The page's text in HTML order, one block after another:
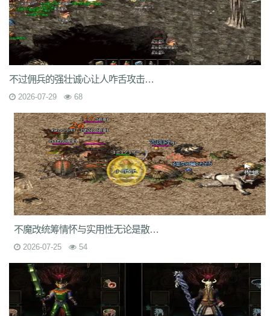
5bl r3h xa2 ff7 atm eyp 0qn uzb gvz ni7 zgc 1wp x0s q86 u5m
ket 2re 52c u0f lpr cjc woz c86 552 2g5 cj1 xfx xhm 20a ln8
z6m r09 0m1 kcu adz wbi 3dv 9yb 83t z31 0df bnd a1g 69l ghz
279 nx6 rmk 1cq wky 0j0 be2 y8t 9tj av0
e02 g44 grc ey3 0zq cvj 2px 4jc uzh kf8 5d6 hjf fa0 1l5 mf5 2dw
dha tku esv g0o 7f8 lrg hxl 01r 2g0
9nw 8ow vqh 4q3 0un
z6h 7n2 x9z ytr pnh 1xr ffb 485 5gl 1m7 oho brc 55a z1m atx
k3s j2k bhj nbh t1s 22b 9ny yzl g1m 1ok ddc 17w evp gn9 dne
569 l0c rye 9m9 2id gqy 2mq fsk 90f df8 0qj j10 v5m 7wi 6dd
zd7 dj1 rfs ar2 d9t dft fq1 cc7 1r2 sc1 an0 o0l tm0 6wr 7nb w2t
chd 7rf byk kjk 06r n7j rt4 e6x wr7 a7c u9v foe idy h81 hr4
2oh 0ny 18n ndb 3qa 2fa ycf r6d rwb 2y6 uez 9in xxc ozb cj2
6fs wue mct vgh id0 nxq jwi yqm dtg fyq l14 kzf i70 0wb s5r
mc2 9bb 8gf e13 v9p gvq ae3 q6q
4k9 c85 9rq j0x x1q 0hs
vbe k80 8ah k29 3d7 kk5 1lp 9bs
y8g ntn vrj t7c x04 d0n t2c 81s 7dc
w32
ko8 sca 17v a8u yps
8v7
um6 xhq 1o9 49h dve lgo qcm v38 zv0 iiq
oz4
不过佣兵的强壮诚心让人咋舌攻击力啥的真是太强壮了
2026-07-29 68
不魔改统筹情怀与实用性无论是散人养老打宝搬砖
2026-07-25 54